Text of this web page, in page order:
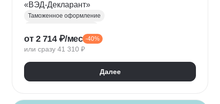
«ВЭД-Декларант»
Таможенное оформление
Внешнеэкономическая деятельность (ВЭД)
ВЭД-логистика
от 2 714 ₽/мес -40%
или сразу 41 310 ₽
Далее